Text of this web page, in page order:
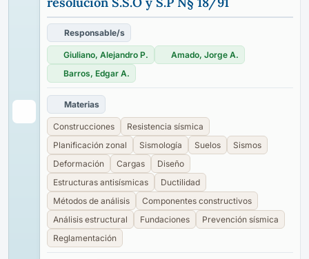
Responsable/s
Giuliano, Alejandro P.
Amado, Jorge A.
Barros, Edgar A.
Materias
Construcciones
Resistencia sísmica
Planificación zonal
Sismología Suelos
Sismos
Deformación
Cargas
Diseño
Estructuras antisísmicas
Ductilidad
Métodos de análisis
Componentes constructivos
Análisis estructural
Fundaciones
Prevención sísmica
Reglamentación